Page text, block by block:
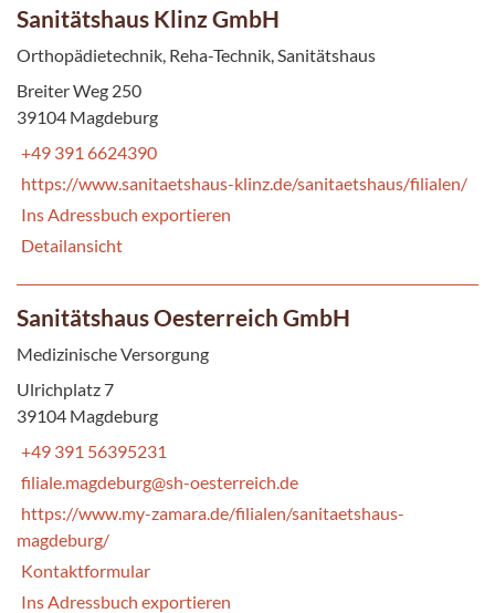
Sanitätshaus Klinz GmbH
Orthopädietechnik, Reha-Technik, Sanitätshaus
Breiter Weg 250
39104 Magdeburg
+49 391 6624390
https://www.sanitaetshaus-klinz.de/sanitaetshaus/filialen/
Ins Adressbuch exportieren
Detailansicht
Sanitätshaus Oesterreich GmbH
Medizinische Versorgung
Ulrichplatz 7
39104 Magdeburg
+49 391 56395231
filiale.magdeburg@sh-oesterreich.de
https://www.my-zamara.de/filialen/sanitaetshaus-
magdeburg/
Kontaktformular
Ins Adressbuch exportieren